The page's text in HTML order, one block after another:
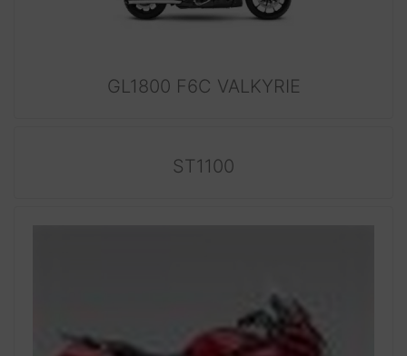
GL1800 F6C VALKYRIE
ST1100